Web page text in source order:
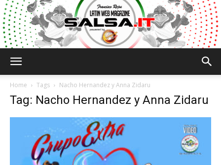
Home Tags Nacho Hernandez y Anna Zidaru
Tag: Nacho Hernandez y Anna Zidaru